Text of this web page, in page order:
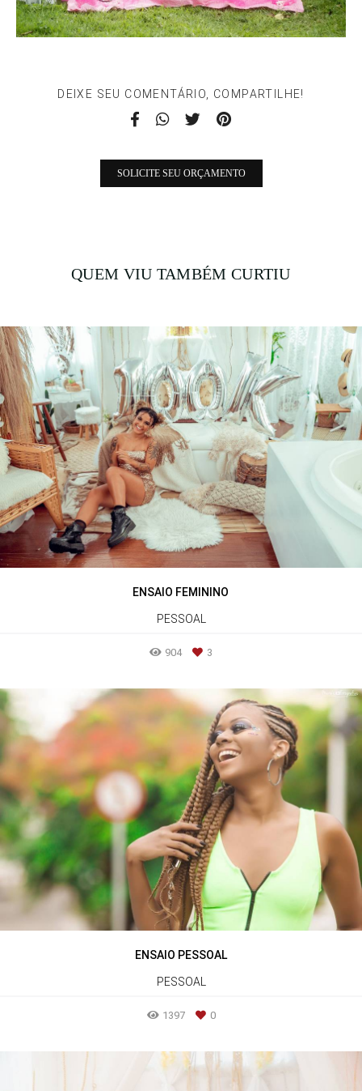
DEIXE SEU COMENTÁRIO, COMPARTILHE!
SOLICITE SEU ORÇAMENTO
QUEM VIU TAMBÉM CURTIU
ENSAIO FEMININO
PESSOAL
904 3
ENSAIO PESSOAL
PESSOAL
1397 0